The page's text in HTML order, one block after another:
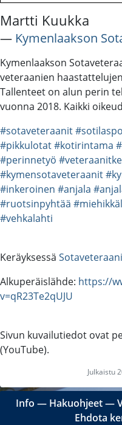
Martti Kuukka
― Kymenlaakson
Kymenlaakson
veteraanien
Tallenteet on alun perin
vuonna 2018. Kaikki
#sotaveteraanit
#pikkulotat#kotirintama
#perinnetyö
#kymensotaveteraanit
#inkeroinen #anjala
#ruotsinpyhtää
#vehkalahti
Keräyksessä
Alkuperäislähde: https://
v=qR23Te2qUJU
Sivun kuvailutiedot ovat
(YouTube).
Julkaistu
Info ― Hakuohjeet―
Ehdota